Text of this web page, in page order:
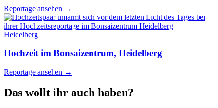
Reportage ansehen →
Heidelberg
Hochzeit im Bonsaizentrum, Heidelberg
Reportage ansehen →
Das wollt ihr auch haben?